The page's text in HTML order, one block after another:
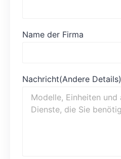
Name der Firma
Nachricht(Andere Details)